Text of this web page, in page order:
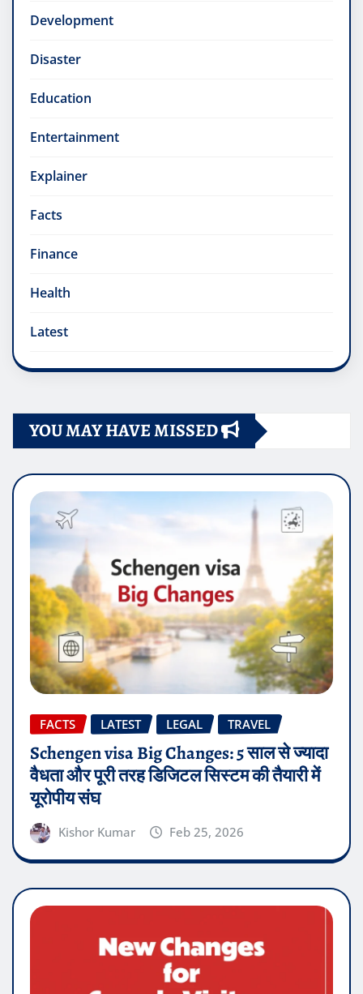
Development
Disaster
Education
Entertainment
Explainer
Facts
Finance
Health
Latest
YOU MAY HAVE MISSED
FACTS LATEST LEGAL TRAVEL
Schengen visa Big Changes: 5 साल से ज्यादा
वैधता और पूरी तरह डिजिटल सिस्टम की तैयारी में
यूरोपीय संघ
Kishor Kumar Feb 25, 2026